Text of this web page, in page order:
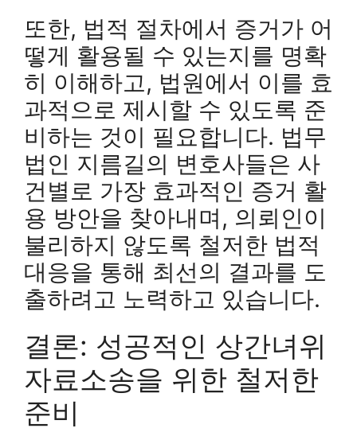
또한, 법적 절차에서 증거가 어
떻게 활용될 수 있는지를 명확
히 이해하고, 법원에서 이를 효
과적으로 제시할 수 있도록 준
비하는 것이 필요합니다. 법무
법인 지름길의 변호사들은 사
건별로 가장 효과적인 증거 활
용 방안을 찾아내며, 의뢰인이
불리하지 않도록 철저한 법적
대응을 통해 최선의 결과를 도
출하려고 노력하고 있습니다.
결론: 성공적인 상간녀위
자료소송을 위한 철저한
준비